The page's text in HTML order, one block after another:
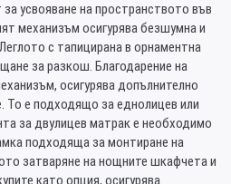
усвояване на пространството във
механизъм осигурява безшумна и
с тапицирана в орнаментна
за разкош. Благодарение на
осигурява допълнително
То е подходящо за еднолицев или
за двулицев матрак е необходимо
подходяща за монтиране на
затваряне на нощните шкафчета и
като опция, осигурява